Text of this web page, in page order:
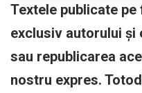
Textele publicate
exclusiv autorului și
sau republicarea
nostru expres.